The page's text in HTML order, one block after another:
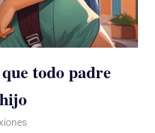
todo padre